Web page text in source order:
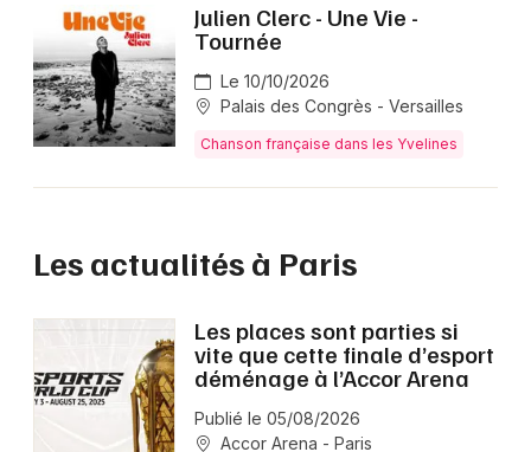
Julien Clerc - Une Vie -
Tournée
Le 10/10/2026
Palais des Congrès - Versailles
Chanson française dans les Yvelines
Les actualités à Paris
Les places sont parties si
vite que cette finale d’esport
déménage à l’Accor Arena
Publié le 05/08/2026
Accor Arena - Paris